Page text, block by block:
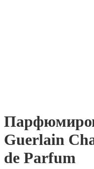
Guerlain
de Parfum